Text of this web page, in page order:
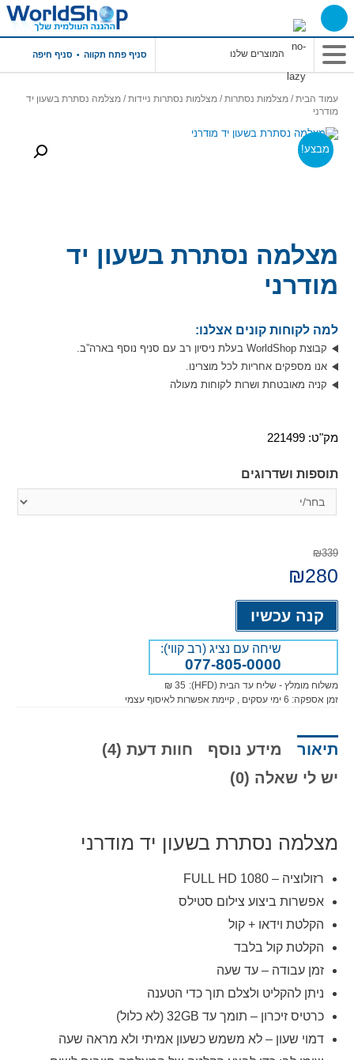
תפריט
סניף פתח תקווה סניף חיפה
עמוד הבית/ מצלמות נסתרות/ מצלמות נסתרות ניידות/ מצלמה נסתרת בשעון יד
מודרני
מבצע!
מצלמה נסתרת בשעון יד
מודרני
למה לקוחות קונים אצלנו:
קבוצת WorldShop בעלת ניסיון רב עם סניף נוסף בארה”ב.
אנו מספקים אחריות לכל מוצרינו.
קניה מאובטחת ושרות לקוחות מעולה
מק"ט: 221499
תוספות ושדרוגים
₪339
המחיר
המקורי
היה:
₪339.
₪280
קנה עכשיו
שיחה עם נציג (רב קווי):
077-805-0000
משלוח מומלץ - שליח עד הבית (HFD):
35 ₪
זמן אספקה: 6 ימי עסקים , קיימת אפשרות לאיסוף עצמי
תיאור מידע נוסף
חוות דעת (4)
יש לי שאלה (0)
מצלמה נסתרת בשעון יד מודרני
רזולוציה – 1080 FULL HD
אפשרות ביצוע צילום סטילס
הקלטת וידאו + קול
הקלטת קול בלבד
זמן עבודה – עד שעה
ניתן להקליט ולצלם תוך כדי הטענה
כרטיס זיכרון – תומך עד 32GB (לא כלול)
דמוי שעון – לא משמש כשעון אמיתי ולא מראה שעה